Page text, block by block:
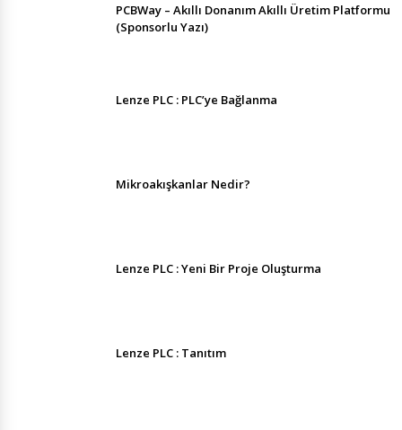
PCBWay – Akıllı Donanım Akıllı Üretim Platformu
(Sponsorlu Yazı)
Lenze PLC : PLC’ye Bağlanma
Mikroakışkanlar Nedir?
Lenze PLC : Yeni Bir Proje Oluşturma
Lenze PLC : Tanıtım